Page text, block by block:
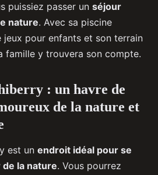
puissiez passer un séjour
nature. Avec sa piscine
jeux pour enfants et son terrain
famille y trouvera son compte.
: un havre de
de la nature et
est un endroit idéal pour se
la nature. Vous pourrez